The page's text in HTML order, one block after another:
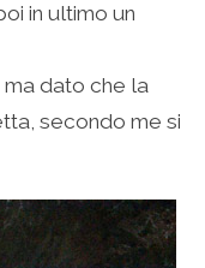
in ultimo un
ma dato che la
secondo me si